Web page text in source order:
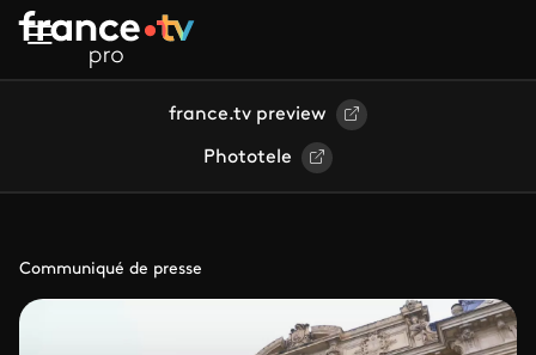
Aller au contenu principal
france.tv preview
Phototele
Communiqué de presse